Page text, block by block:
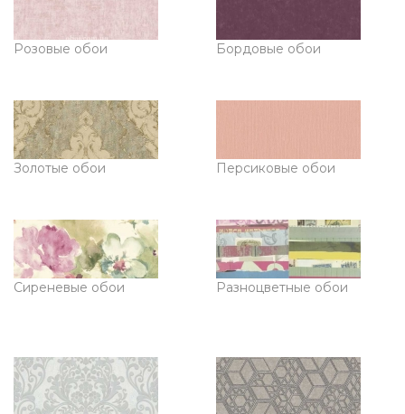
Розовые обои Бордовые обои
Золотые обои Персиковые обои
Сиреневые обои Разноцветные обои